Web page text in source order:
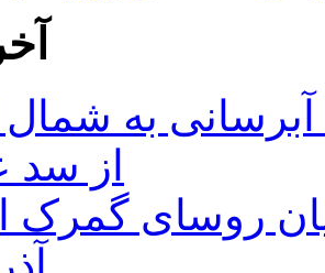
ماده ۲۳ طرح آبرسانی به
از
روسای گمرک